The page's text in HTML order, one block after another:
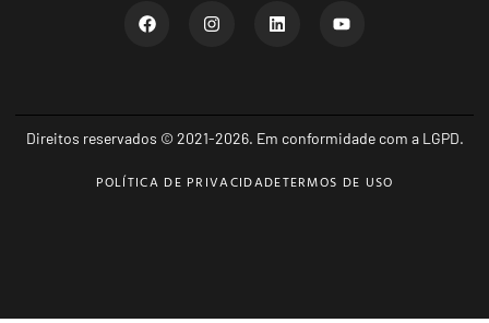
Direitos reservados © 2021-2026. Em conformidade com a LGPD.
POLÍTICA DE PRIVACIDADETERMOS DE USO